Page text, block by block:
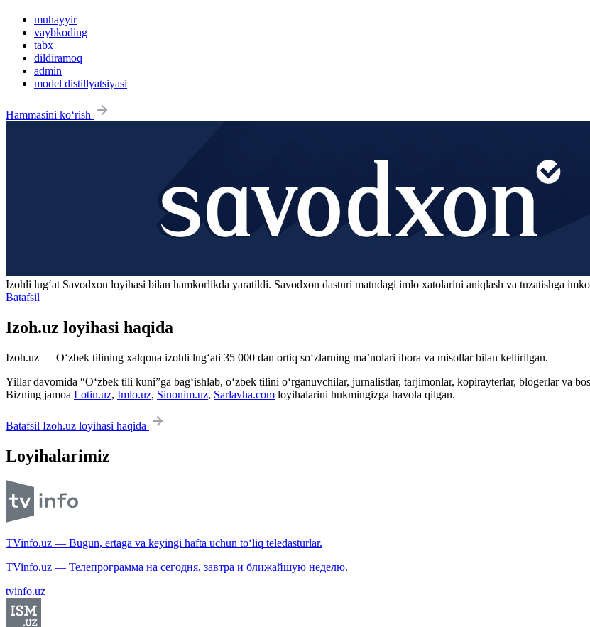
muhayyir
vaybkoding
tabx
dildiramoq
admin
model distillyatsiyasi
Hammasini ko‘rish
Izohli lugʻat Savodxon loyihasi bilan hamkorlikda yaratildi. Savodxon dasturi matndagi imlo xatolarini aniqlash va tuzatishga
Batafsil
Izoh.uz loyihasi haqida
Izoh.uz — O‘zbek tilining xalqona izohli lug‘ati 35 000 dan ortiq so‘zlarning ma’nolari ibora va misollar bilan keltirilgan.
Yillar davomida “O‘zbek tili kuni”ga bag‘ishlab, o‘zbek tilini o‘rganuvchilar, jurnalistlar, tarjimonlar, kopirayterlar, blogerlar va
Bizning jamoa Lotin.uz, Imlo.uz, Sinonim.uz, Sarlavha.com loyihalarini hukmingizga havola qilgan.
Batafsil Izoh.uz loyihasi haqida
Loyihalarimiz
TVinfo.uz — Bugun, ertaga va keyingi hafta uchun to‘liq teledasturlar.
TVinfo.uz — Телепрограмма на сегодня, завтра и ближайшую неделю.
tvinfo.uz